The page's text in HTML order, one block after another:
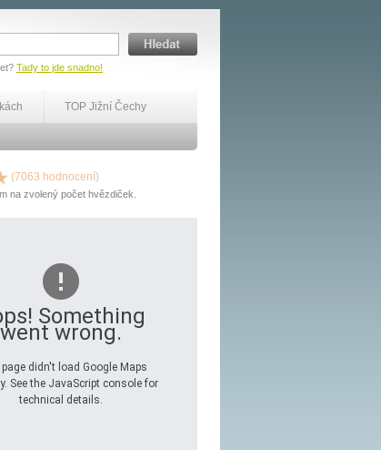
Tady to jde snadno!
TOP Jižní Čechy
(7063 hodnocení)
na zvolený počet hvězdiček.
Something
went wrong.
didn't load Google Maps
See the JavaScript console for
technical details.